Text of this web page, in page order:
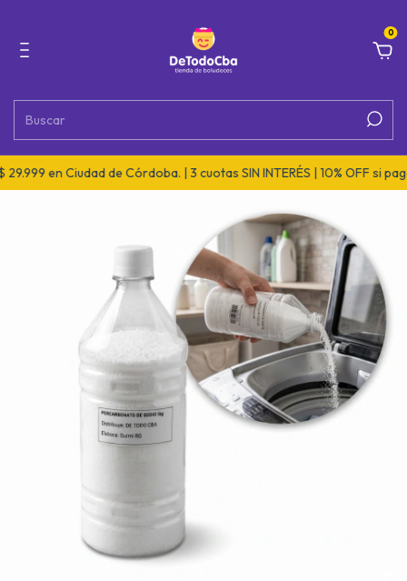
0
en Ciudad de Córdoba. | 3 cuotas SIN INTERÉS | 10% OFF si pagás